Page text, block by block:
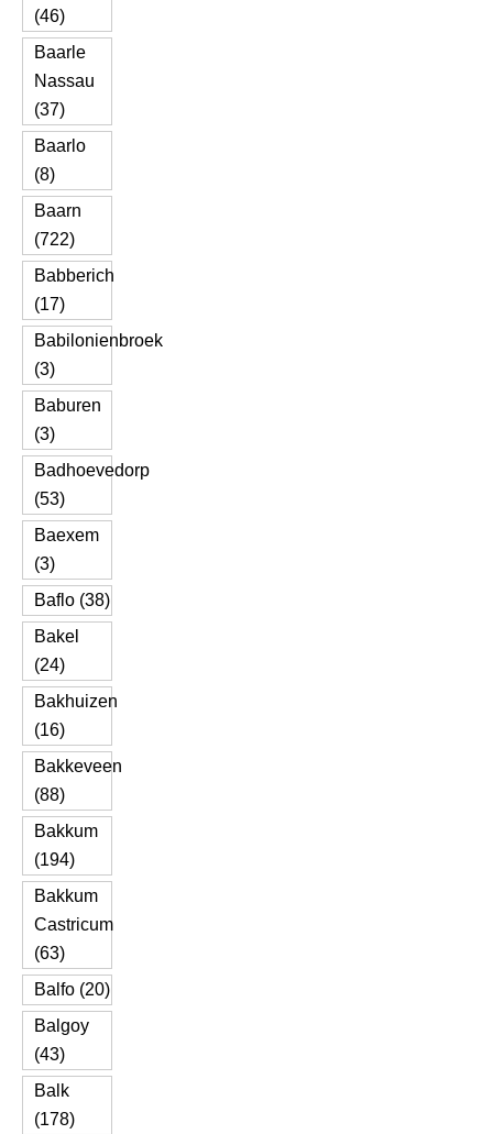
(46)
Baarle
Nassau
(37)
Baarlo
(8)
Baarn
(722)
Babberich
(17)
Babilonienbroek
(3)
Baburen
(3)
Badhoevedorp
(53)
Baexem
(3)
Baflo (38)
Bakel
(24)
Bakhuizen
(16)
Bakkeveen
(88)
Bakkum
(194)
Bakkum
Castricum
(63)
Balfo (20)
Balgoy
(43)
Balk
(178)